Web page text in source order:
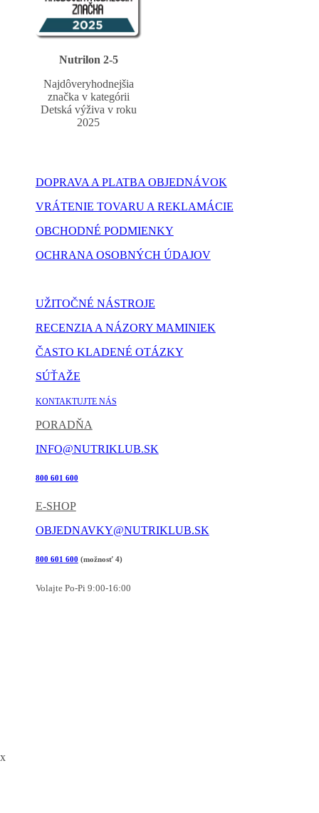
Nutrilon 2-5
Najdôveryhodnejšia
značka v kategórii
Detská výživa v roku
2025
DOPRAVA A PLATBA OBJEDNÁVOK
VRÁTENIE TOVARU A REKLAMÁCIE
OBCHODNÉ PODMIENKY
OCHRANA OSOBNÝCH ÚDAJOV
UŽITOČNÉ NÁSTROJE
RECENZIA A NÁZORY MAMINIEK
ČASTO KLADENÉ OTÁZKY
SÚŤAŽE
KONTAKTUJTE NÁS
PORADŇA
INFO@NUTRIKLUB.SK
800 601 600
E-SHOP
OBJEDNAVKY@NUTRIKLUB.SK
800 601 600 (možnosť 4)
Volajte Po-Pi 9:00-16:00
x